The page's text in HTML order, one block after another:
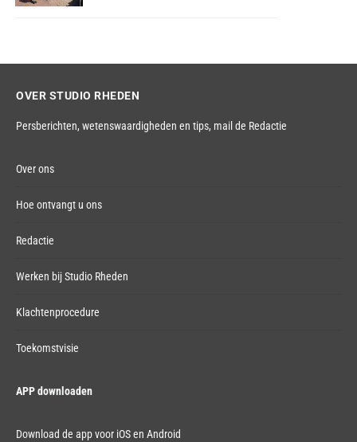
OVER STUDIO RHEDEN
Persberichten, wetenswaardigheden en tips, mail de Redactie
Over ons
Hoe ontvangt u ons
Redactie
Werken bij Studio Rheden
Klachtenprocedure
Toekomstvisie
APP downloaden
Download de app voor iOS en Android